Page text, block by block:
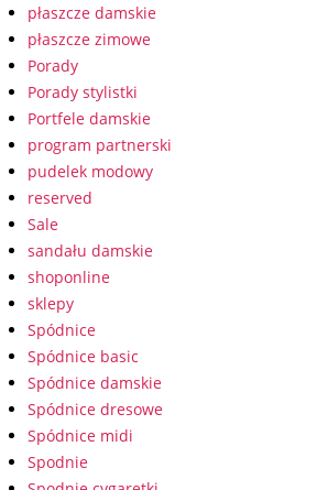
płaszcze damskie
płaszcze zimowe
Porady
Porady stylistki
Portfele damskie
program partnerski
pudelek modowy
reserved
Sale
sandału damskie
shoponline
sklepy
Spódnice
Spódnice basic
Spódnice damskie
Spódnice dresowe
Spódnice midi
Spodnie